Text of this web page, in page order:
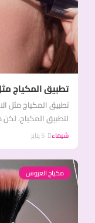
تطبيق المكياج
تطبيق المكياج مثل
لتطبيق المكياج،
شيماء
مكياج العروس